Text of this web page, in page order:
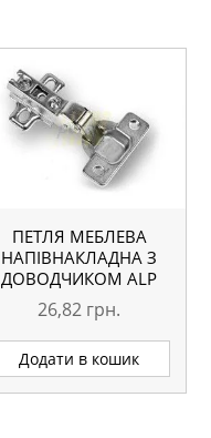
ПЕТЛЯ МЕБЛЕВА
НАПІВНАКЛАДНА З
ДОВОДЧИКОМ ALP
26,82 грн.
Додати в кошик